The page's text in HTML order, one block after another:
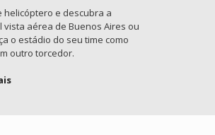
helicóptero e descubra a
vista aérea de Buenos Aires ou
o estádio do seu time como
outro torcedor.